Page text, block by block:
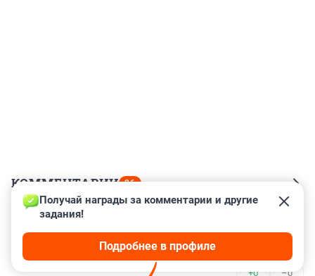
КОММЕНТАРИИ 26
Гость
Я в 6 классе, 6/11🤟
+0 –0
Получай награды за комментарии и другие
задания!
Подробнее в профиле